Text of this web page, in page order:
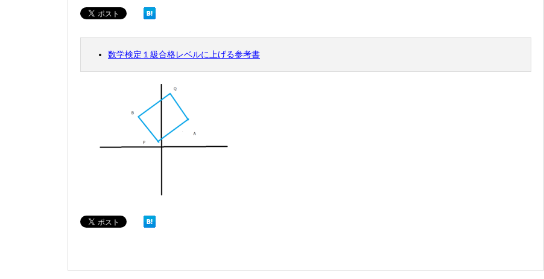
数学検定１級合格レベルに上げる参考書